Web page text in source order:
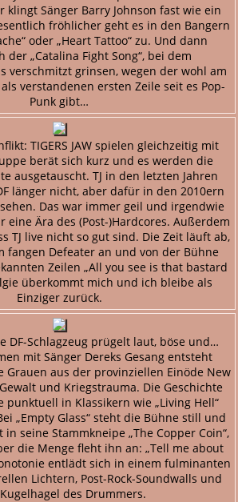
klingt Sänger Barry Johnson fast wie ein
fröhlicher geht es in den Bangern
oder „Heart Tattoo“ zu. Und dann
der „Catalina Fight Song“, bei dem
verschmitzt grinsen, wegen der wohl am
verstandenen ersten Zeile seit es Pop-
Punk gibt…
TIGERS JAW spielen gleichzeitig mit
berät sich kurz und es werden die
ausgetauscht. TJ in den letzten Jahren
länger nicht, aber dafür in den 2010ern
Das war immer geil und irgendwie
eine Ära des (Post-)Hardcores. Außerdem
TJ live nicht so gut sind. Die Zeit läuft ab,
fangen Defeater an und von der Bühne
Zeilen „All you see is that bastard
überkommt mich und ich bleibe als
Einziger zurück.
DF-Schlagzeug prügelt laut, böse und…
mit Sänger Dereks Gesang entsteht
Grauen aus der provinziellen Einöde New
und Kriegstrauma. Die Geschichte
in Klassikern wie „Living Hell“
„Empty Glass“ steht die Bühne still und
seine Stammkneipe „The Copper Coin“,
die Menge fleht ihn an: „Tell me about
entlädt sich in einem fulminanten
Lichtern, Post-Rock-Soundwalls und
des Drummers.